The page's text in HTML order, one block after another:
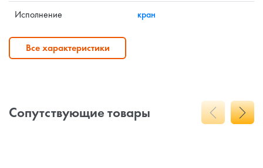
Исполнение кран
Все характеристики
Сопутствующие товары